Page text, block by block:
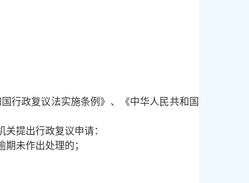
行政复议法实施条例》、《中华人民共和国
提出行政复议申请：
未作出处理的；